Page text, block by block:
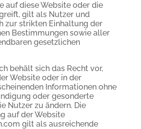
auf diese Website oder die
gilt als Nutzer und
zur strikten Einhaltung der
Bestimmungen sowie aller
gesetzlichen
behält sich das Recht vor,
Website oder in der
Informationen ohne
oder gesonderte
Nutzer zu ändern. Die
auf der Website
gilt als ausreichende